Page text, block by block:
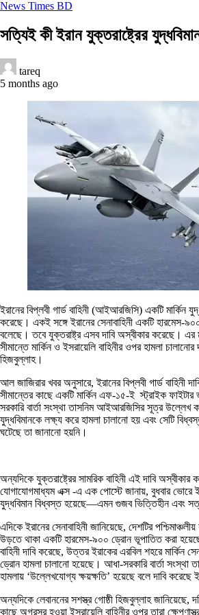
News Times BD
সত্যিই কী ইরান যুক্তরাষ্ট্রের
tareq
5 months ago
ইরানের বিপ্লবী গার্ড বাহিনী (আইআরজিসি) একটি মার্কিন
করেছে। একই সঙ্গে ইরানের সেনাবাহিনী একটি হারমেস-
বলেছে। তবে যুক্তরাষ্ট্র এসব দাবি অস্বীকার করেছে। এর
সীমান্তে মার্কিন ও ইসরায়েলি বাহিনীর ওপর হামলা
হিজবুল্লাহ।
আল জাজিরার খবর অনুসারে, ইরানের বিপ্লবী গার্ড বাহিনী
সীমান্তের কাছে একটি মার্কিন এফ-১৫-ই স্ট্রাইক
সরকারি বার্তা সংস্থা তাসনিম আইআরজিসির সূত্র
যুদ্ধবিমানকে লক্ষ্য করে হামলা চালানো হয় এবং সেটি
ঘটেছে তা জানানো হয়নি।
অন্যদিকে যুক্তরাষ্ট্রের সামরিক বাহিনী এই দাবি অস্বীকার
যোগাযোগমাধ্যম এক্স -এ এক পোস্টে জানায়, বুধবার ভোরে
যুদ্ধবিমান বিধ্বস্ত হয়েছে—এমন গুজব ভিত্তিহীন এবং
এদিকে ইরানের সেনাবাহিনী জানিয়েছে, দেশটির
উড়তে থাকা একটি হারমেস-৯০০ ড্রোন ভূপাতিত করা
বাহিনী দাবি করেছে, উত্তর ইরাকের এরবিল শহরে মার্কিন
ড্রোন হামলা চালানো হয়েছে। আধা-সরকারি বার্তা সংস্থা
হামলায় ‘উল্লেখযোগ্য ক্ষয়ক্ষতি’ হয়েছে বলে দাবি করেছে
অন্যদিকে লেবাননের সশস্ত্র গোষ্ঠী হিজবুল্লাহ জানিয়েছে,
কাছে অগ্রসর হওয়া ইসরায়েলি বাহিনীর ওপর তারা